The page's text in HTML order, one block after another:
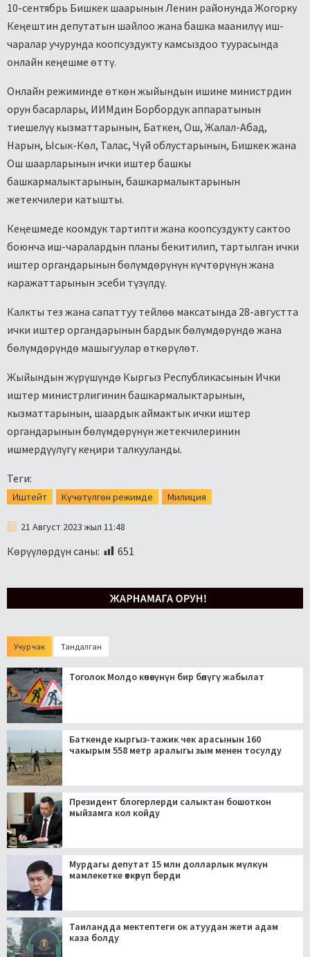
10-сентябрь Бишкек шаарынын Ленин районунда Жогорку
Кеңештин депутатын шайлоо жана башка маанилүү иш-
чаралар учурунда коопсуздукту камсыздоо туурасында
онлайн кеңешме өттү.
Онлайн режиминде өткөн жыйындын ишине министрдин
орун басарлары, ИИМдин Борбордук аппаратынын
тиешелүү кызматтарынын, Баткен, Ош, Жалал-Абад,
Нарын, Ысык-Көл, Талас, Чүй облустарынын, Бишкек жана
Ош шаарларынын ички иштер башкы
башкармалыктарынын, башкармалыктарынын
жетекчилери катышты.
Кеңешмеде коомдук тартипти жана коопсуздукту сактоо
боюнча иш-чаралардын планы бекитилип, тартылган ички
иштер органдарынын бөлүмдөрүнүн күчтөрүнүн жана
каражаттарынын эсеби түзүлдү.
Калкты тез жана сапаттуу тейлөө максатында 28-августта
ички иштер органдарынын бардык бөлүмдөрүндө жана
бөлүмдөрүндө машыгуулар өткөрүлөт.
Жыйындын жүрүшүндө Кыргыз Республикасынын Ички
иштер министрлигинин башкармалыктарынын,
кызматтарынын, шаардык аймактык ички иштер
органдарынын бөлүмдөрүнүн жетекчилеринин
ишмердүүлүгү кеңири талкууланды.
Теги:
Иштейт Күчөтүлгөн режимде Милиция
21 Август 2023 жыл 11:48
Көрүүлөрдүн саны: 651
Учур чак Тандалган
Тоголок Молдо көчөсүнүн бир бөлүгү жабылат
Баткенде кыргыз-тажик чек арасынын 160
чакырым 558 метр аралыгы зым менен тосулду
Президент блогерлерди салыктан бошоткон
мыйзамга кол койду
Мурдагы депутат 15 млн долларлык мүлкүн
мамлекетке өткөрүп берди
Таиландда мектептеги ок атуудан жети адам
каза болду